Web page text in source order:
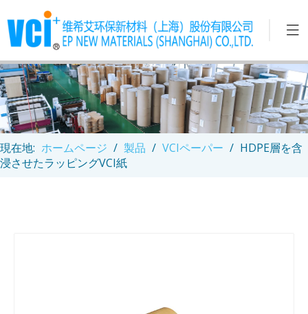
現在地: ホームページ / 製品 / VCIペーパー / HDPE層を含
浸させたラッピングVCI紙